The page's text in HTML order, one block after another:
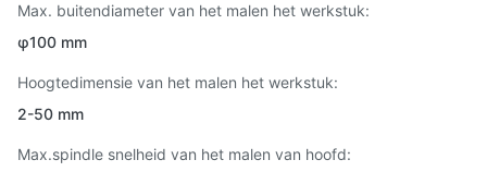
Max. buitendiameter van het malen het werkstuk:
φ100 mm
Hoogtedimensie van het malen het werkstuk:
2-50 mm
Max.spindle snelheid van het malen van hoofd: